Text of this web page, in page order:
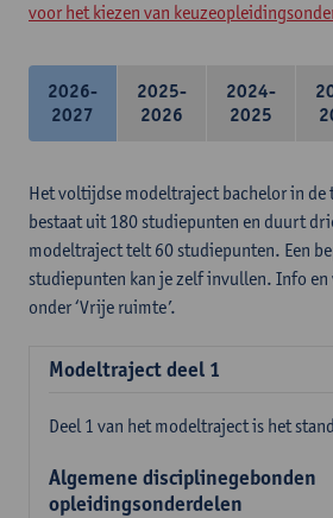
voor het kiezen van
2026-
2027
2025-
2026
2024-
2025
Het voltijdse modeltraject bachelor in de
bestaat uit 180 studiepunten en duurt
modeltraject telt 60 studiepunten. Een
studiepunten kan je zelf invullen. Info
onder ‘Vrije ruimte’.
Modeltraject deel 1
Deel 1 van het modeltraject is het
Algemene disciplinegebonden
opleidingsonderdelen